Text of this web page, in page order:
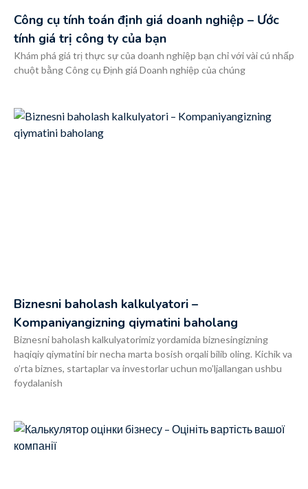
Công cụ tính toán định giá doanh nghiệp – Ước
tính giá trị công ty của bạn
Khám phá giá trị thực sự của doanh nghiệp bạn chỉ với vài cú nhấp
chuột bằng Công cụ Định giá Doanh nghiệp của chúng
Biznesni baholash kalkulyatori –
Kompaniyangizning qiymatini baholang
Biznesni baholash kalkulyatorimiz yordamida biznesingizning
haqiqiy qiymatini bir necha marta bosish orqali bilib oling. Kichik va
o’rta biznes, startaplar va investorlar uchun mo’ljallangan ushbu
foydalanish